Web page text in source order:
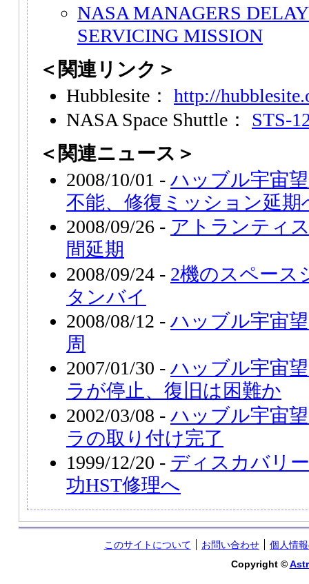
NASA MANAGERS
SERVICING MISSION
＜関連リンク＞
Hubblesite： http://
NASA Space Shuttle： STS-
＜関連ニュース＞
2008/10/01 - ハッブル宇宙
不能、修復ミッション延期
2008/09/26 - アトランティ
間延期
2008/09/24 - 2機のスペース
タンバイ
2008/08/12 - ハッブル宇宙
周
2007/01/30 - ハッブル宇宙
ラが停止、復旧は困難か
2002/03/08 - ハッブル宇宙
ラの取り付け完了
1999/12/20 - ディスカバリ
功HST修理へ
このサイトについて お問い合わせ
個人情
Copyright ©